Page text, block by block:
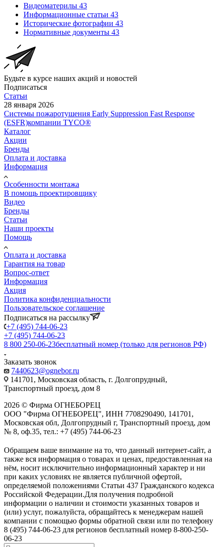
Видеоматерилы 43
Информационные статьи 43
Исторические фотографии 43
Нормативные документы 43
Будьте в курсе наших акций и новостей
Подписаться
Статьи
28 января 2026
Системы пожаротушения Early Suppression Fast Response
(ESFR)компании TYCO®
Каталог
Акции
Бренды
Оплата и доставка
Информация
Особенности монтажа
В помощь проектировщику
Видео
Бренды
Статьи
Наши проекты
Помощь
Оплата и доставка
Гарантия на товар
Вопрос-ответ
Информация
Акция
Политика конфиденциальности
Пользовательское соглашение
Подписаться на рассылку
+7 (495) 744-06-23
+7 (495) 744-06-23
8 800 250-06-23бесплатный номер (только для регионов РФ)
Заказать звонок
7440623@ognebor.ru
141701, Московская область, г. Долгопрудный,
Транспортный проезд, дом 8
2026 © Фирма ОГНЕБОРЕЦ
ООО "Фирма ОГНЕБОРЕЦ", ИНН 7708290490, 141701,
Московская обл, Долгопрудный г, Транспортный проезд, дом
№ 8, оф.35, тел.: +7 (495) 744-06-23
Обращаем ваше внимание на то, что данный интернет-сайт, а
также вся информация о товарах и ценах, предоставленная на
нём, носит исключительно информационный характер и ни
при каких условиях не является публичной офертой,
определяемой положениями Статьи 437 Гражданского кодекса
Российской Федерации.Для получения подробной
информации о наличии и стоимости указанных товаров и
(или) услуг, пожалуйста, обращайтесь к менеджерам нашей
компании с помощью формы обратной связи или по телефону
8 (495) 744-06-23 для регионов бесплатный номер 8-800-250-
06-23